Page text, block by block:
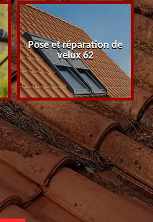
Pose et réparation de
velux 62